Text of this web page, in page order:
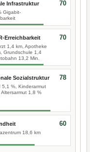
Infrastruktur
Gigabit-
70
Erreichbarkeit
1,4 km, Apotheke
Grundschule 1,4
13,2 Min.
70
Sozialstruktur
5,1 %, Kinderarmut
Altersarmut 1,8 %
78
18,6 km
60